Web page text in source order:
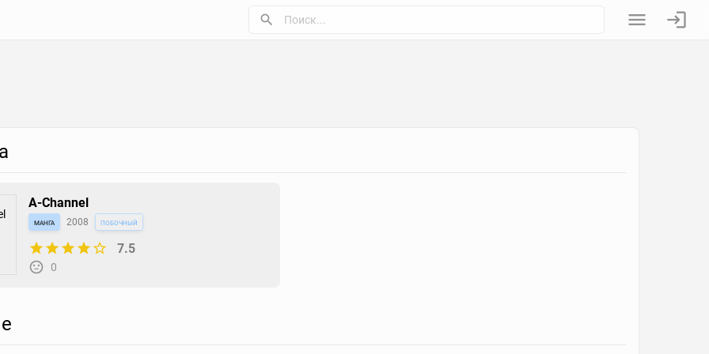
A-Channel
манга 2008 побочный
7.5
0